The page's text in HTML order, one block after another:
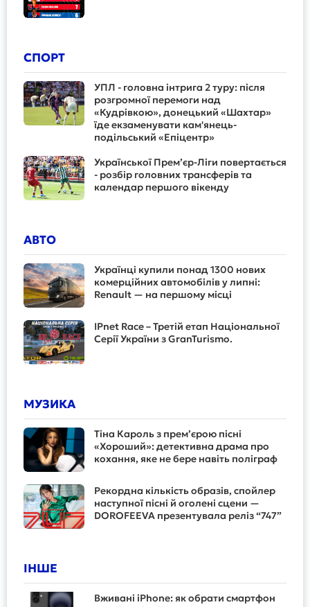
СПОРТ
УПЛ - головна інтрига 2 туру: після
розгромної перемоги над
«Кудрівкою», донецький «Шахтар»
їде екзаменувати кам'янець-
подільський «Епіцентр»
Української Прем’єр-Ліги повертається
- розбір головних трансферів та
календар першого вікенду
АВТО
Українці купили понад 1300 нових
комерційних автомобілів у липні:
Renault — на першому місці
IPnet Race – Третій етап Національної
Серії України з GranTurismo.
МУЗИКА
Тіна Кароль з прем’єрою пісні
«Хороший»: детективна драма про
кохання, яке не бере навіть поліграф
Рекордна кількість образів, спойлер
наступної пісні й оголені сцени —
DOROFEEVA презентувала реліз “747”
ІНШЕ
Вживані iPhone: як обрати смартфон